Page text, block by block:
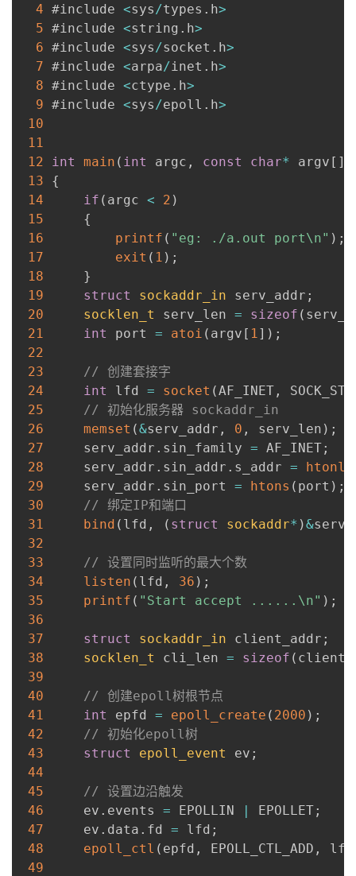
4 #include <sys/types . h>
5 #include <string . h>
6 #include <sys/socket . h>
7 #include <arpa/inet . h>
8 #include <ctype . h>
9 #include <sys/epoll . h>
10
11
12
int main ( int argc , const char* argv [ ]
13
{
14
if ( argc < 2 )
15
{
16
printf ( "eg: ./a.out port\n" ) ;
17
exit ( 1 ) ;
18
}
19
struct sockaddr_in serv_addr ;
20
socklen_t serv_len = sizeof (
21
int port = atoi ( argv [ 1] ) ;
22
23
// 创建套接字
24
int lfd = socket (AF_INET ,
25
// 初始化服务器 sockaddr_in
26
memset (&serv_addr , 0 , serv_len ) ;
27
     serv_addr
. sin_family = AF_INET;
28
     serv_addr
. sin_addr . s_addr = htonl
29
     serv_addr
. sin_port = htons ( port ) ;
30
// 绑定IP和端口
31
bind ( lfd , ( struct sockaddr* )&
32
33
// 设置同时监听的最大个数
34
listen ( lfd , 36 ) ;
35
printf ( "Start accept ......\n" ) ;
36
37
struct sockaddr_in client_addr ;
38
socklen_t cli_len = sizeof (
39
40
// 创建epoll树根节点
41
int epfd = epoll_create ( 2000 ) ;
42
// 初始化epoll树
43
struct epoll_event ev ;
44
45
// 设置边沿触发
46
     ev
. events = EPOLLIN | EPOLLET;
47
     ev
. data . fd = lfd ;
48
epoll_ctl ( epfd , EPOLL_CTL_ADD , lfd
49